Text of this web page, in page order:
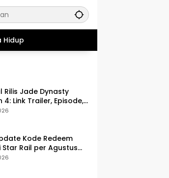
Hidup
Rilis Jade Dynasty
4: Link Trailer, Episode,
Kode Redeem
Star Rail per Agustus
Credit 10.000 Gratis